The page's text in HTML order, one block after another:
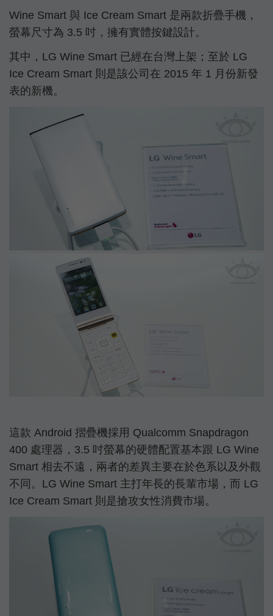
Wine Smart 與 Ice Cream Smart 是兩款折疊手機，
螢幕尺寸為 3.5 吋，擁有實體按鍵設計。
其中，LG Wine Smart 已經在台灣上架；至於 LG
Ice Cream Smart 則是該公司在 2015 年 1 月份新發
表的新機。
這款 Android 摺疊機採用 Qualcomm Snapdragon
400 處理器，3.5 吋螢幕的硬體配置基本跟 LG Wine
Smart 相去不遠，兩者的差異主要在於色系以及外觀
不同。LG Wine Smart 主打年長的長輩市場，而 LG
Ice Cream Smart 則是搶攻女性消費市場。